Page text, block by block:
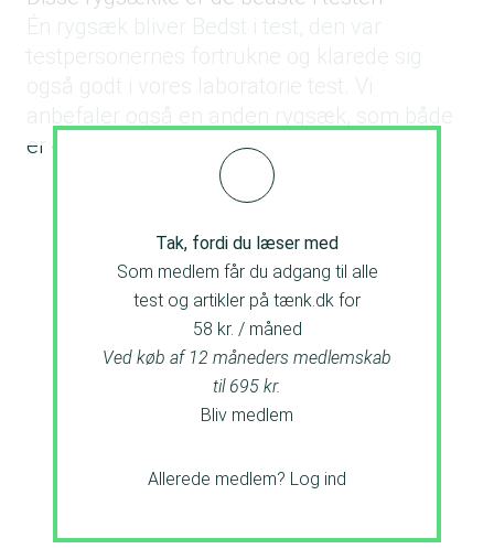
testpersonernes fortrukne og klarede sig
også godt i vores laboratorie test. Vi
anbefaler også en anden rygsæk, som både
er god og forholdsvis billig.
Tak, fordi du læser med
Som medlem får du adgang til alle
test og artikler på tænk.dk for
58 kr. / måned
Ved køb af 12 måneders medlemskab
til 695 kr.
Bliv medlem
Allerede medlem? Log ind